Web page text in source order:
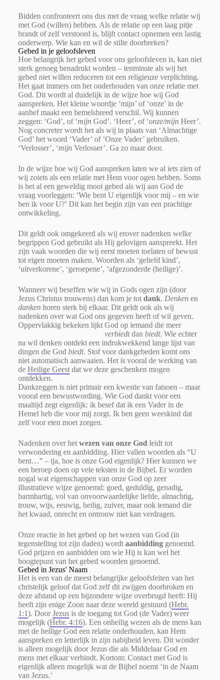
Bidden confronteert ons dus met de vraag welke relatie wij
met God (willen) hebben. Als de relatie op een laag pitje
brandt of zelf verstoord is, blijft contact opnemen een lastig
onderwerp. Wie kan en wil de stilte doorbreken?
Gebed in je geloofsleven
Hoe belangrijk het gebed voor ons geloofsleven is, kan niet
sterk genoeg benadrukt worden – tenminste als wij het
gebed niet willen reduceren tot een religieuze verplichting.
Het gaat immers om het onderhouden van onze relatie met
God. Dit wordt al duidelijk in de wijze hoe wij God
aanspreken. Het kleine woordje ‘mijn’ of ‘onze’ in de
aanhef maakt een hemelsbreed verschil. Wij kunnen
zeggen: ‘God’, of ‘mijn God’. ‘Heer’, of ‘onze/mijn Heer’.
Nog concreter wordt het als wij in plaats van ‘Almachtige
God’ het woord ‘Vader’ of ‘Onze Vader’ gebruiken.
‘Verlosser’, ‘mijn Verlosser’. Ga zo maar door.
In de wijze hoe wij God aanspreken laten we al iets zien of
wij zoiets als een relatie met Hem voor ogen hebben. Soms
is het al een geweldig mooi gebed als wij aan God de
vraag voorleggen: ‘Wie bent U eigenlijk voor mij – en wie
ben ik voor U?’ Dit kan het begin zijn van een prachtige
ontwikkeling.
Dit geldt ook omgekeerd als wij erover nadenken welke
begrippen God gebruikt als Hij gelovigen aanspreekt. Het
zijn vaak woorden die wij eerst moeten toelaten of bewust
tot eigen moeten maken. Woorden als ‘geliefd kind’,
‘uitverkorene’, ‘geroepene’, ‘afgezonderde (heilige)’.
Wanneer wij beseffen wie wij in Gods ogen zijn (door
Jezus Christus trouwens) dan kom je tot dank. Denken en
danken horen sterk bij elkaar. Dit geldt ook als wij
nadenken over wat God ons gegeven heeft of wil geven.
Oppervlakkig bekeken lijkt God op iemand die meer
verbiedtdan biedt. Wie echter
na wil denken ontdekt een indrukwekkend lange lijst van
dingen die God biedt. Stof voor dankgebeden komt ons
niet automatisch aanwaaien. Het is vooral de werking van
de Heilige Geestdat we deze geschenken mogen
ontdekken.
Dankzeggen is niet primair een kwestie van fatsoen – maar
vooral een bewustwording. Wie God dankt voor een
maaltijd zegt eigenlijk: ik besef dat ik een Vader in de
Hemel heb die voor mij zorgt. Ik ben geen weeskind dat
zelf voor eten moet zorgen.
Nadenken over het wezen van onze God leidt tot
verwondering en aanbidding. Hier vallen woorden als “U
bent…” – tja, hoe is onze God eigenlijk? Hier kunnen we
een beroep doen op vele teksten in de Bijbel. Er worden
nogal wat eigenschappen van onze God op zeer
illustratieve wijze genoemd: goed, geduldig, genadig,
barmhartig, vol van onvoorwaardelijke liefde, almachtig,
trouw, wijs, eeuwig, heilig, zuiver, maar ook iemand die
het kwaad, onrecht en ontrouw niet kan verdragen.
Onze reactie in het gebed op het wezen van God (in
tegenstelling tot zijn daden) wordt aanbidding genoemd.
God prijzen en aanbidden om wie Hij is kan wel het
hoogtepunt van het gebed woorden genoemd.
Gebed in Jezus' Naam
Het is een van de meest belangrijke geloofsfeiten van het
christelijk geloof dat God zelf dit zwijgen doorbroken en
deze afstand op een bijzondere wijze overbrugd heeft: Hij
heeft zijn enige Zoon naar deze wereld gestuurd (Hebr.
1:1). DoorJezusis de toegang tot God (de Vader) weer
mogelijk (Hebr. 4:16). Een onheilig wezen als de mens kan
met de heilige God een relatie onderhouden, kan Hem
aanspreken en letterlijk in zijn nabijheid leven. Dit wonder
is alleen mogelijk door Jezus die als Middelaar God en
mens met elkaar verbindt. Kortom: Contact met God is
eigenlijk alleen mogelijk wat de Bijbel noemt ‘in de Naam
van Jezus.’